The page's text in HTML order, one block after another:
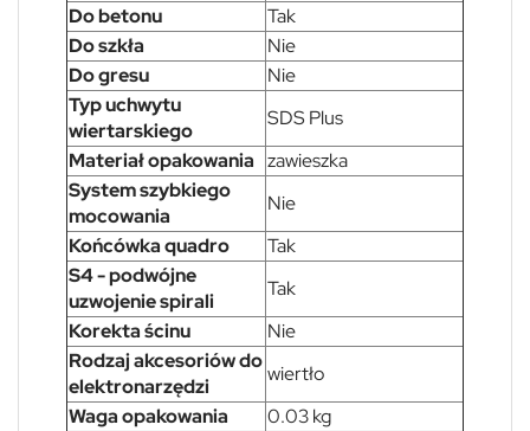
Do betonu
Tak
Do szkła
Nie
Do gresu
Nie
Typ uchwytu
wiertarskiego
SDS Plus
Materiał opakowania zawieszka
System szybkiego
mocowania
Nie
Końcówka quadro
Tak
S4 - podwójne
uzwojenie spirali
Tak
Korekta ścinu
Nie
Rodzaj akcesoriów do
elektronarzędzi
wiertło
Waga opakowania
0.03 kg